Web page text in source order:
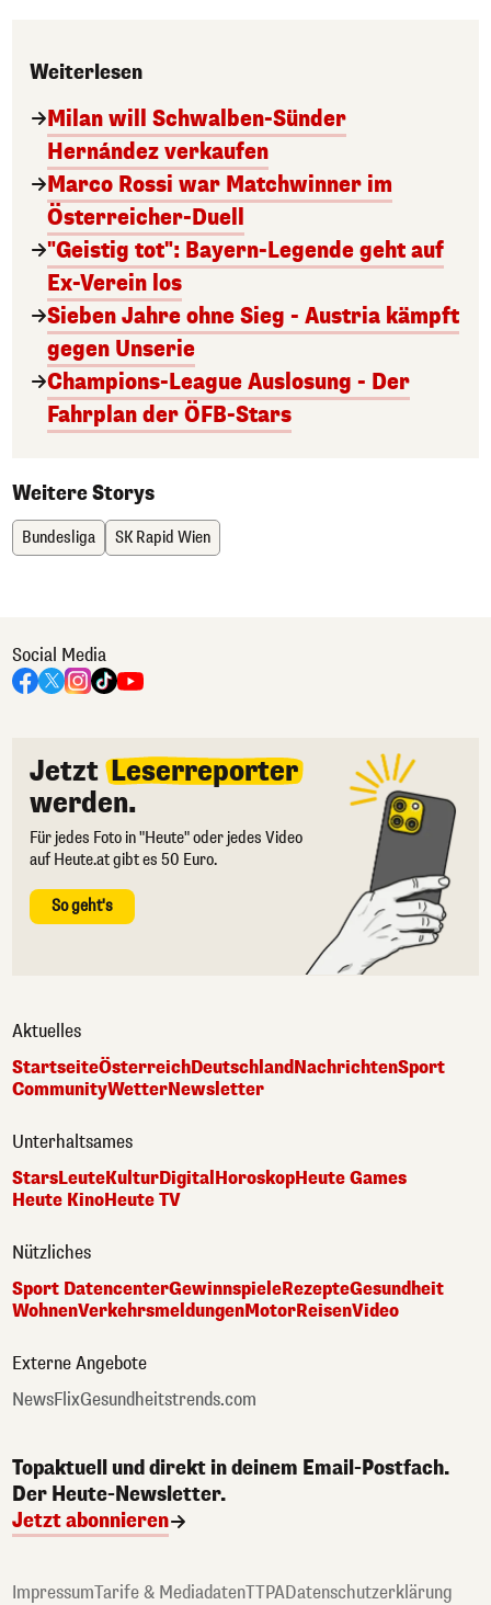
Weiterlesen
Milan will Schwalben-Sünder
Hernández verkaufen
Marco Rossi war Matchwinner im
Österreicher-Duell
"Geistig tot": Bayern-Legende geht auf
Ex-Verein los
Sieben Jahre ohne Sieg - Austria kämpft
gegen Unserie
Champions-League Auslosung - Der
Fahrplan der ÖFB-Stars
Weitere Storys
Bundesliga SK Rapid Wien
Social Media
Jetzt Leserreporter
werden.
Für jedes Foto in "Heute" oder jedes Video
auf Heute.at gibt es 50 Euro.
So geht's
Aktuelles
StartseiteÖsterreichDeutschlandNachrichtenSport
CommunityWetterNewsletter
Unterhaltsames
StarsLeuteKulturDigital HoroskopHeute Games
Heute KinoHeute TV
Nützliches
Sport DatencenterGewinnspieleRezepteGesundheit
WohnenVerkehrsmeldungenMotorReisenVideo
Externe Angebote
NewsFlixGesundheitstrends.com
Topaktuell und direkt in deinem Email-Postfach.
Der Heute-Newsletter.
Jetzt abonnieren
ImpressumTarife & MediadatenTTPADatenschutzerklärung